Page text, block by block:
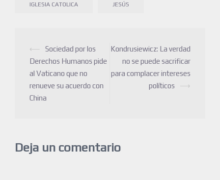
IGLESIA CATOLICA JESÚS
⟵
Sociedad por los
Derechos Humanos pide
al Vaticano que no
renueve su acuerdo con
China
Kondrusiewicz: La verdad
no se puede sacrificar
para complacer intereses
políticos
⟶
Deja un comentario